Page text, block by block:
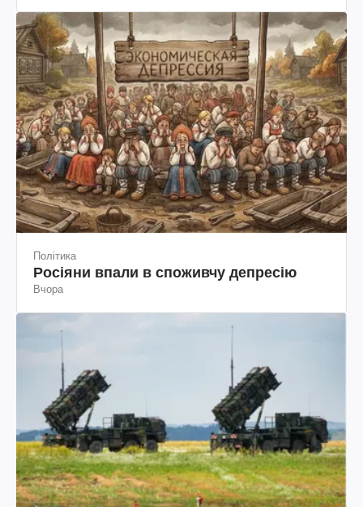
Політика
Росіяни впали в споживчу депресію
Вчора